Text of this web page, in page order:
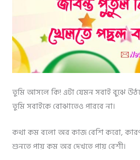
তুমি আসলে কি! এটা যেমন সবাই বুঝে
তুমি সবাইকে বোঝাতেও পারবে না।
কথা কম বলো অর কাজ বেশি করো,
শুনতে পায় কম অর দেখতে পায় বেশী।